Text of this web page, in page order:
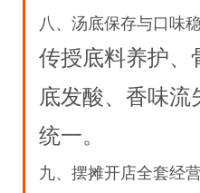
八、汤底保存与口味
传授底料养护、
底发酸、香味
统一。
九、摆摊开店全套经